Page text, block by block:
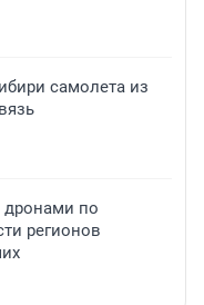
самолета из
дронами по
регионов